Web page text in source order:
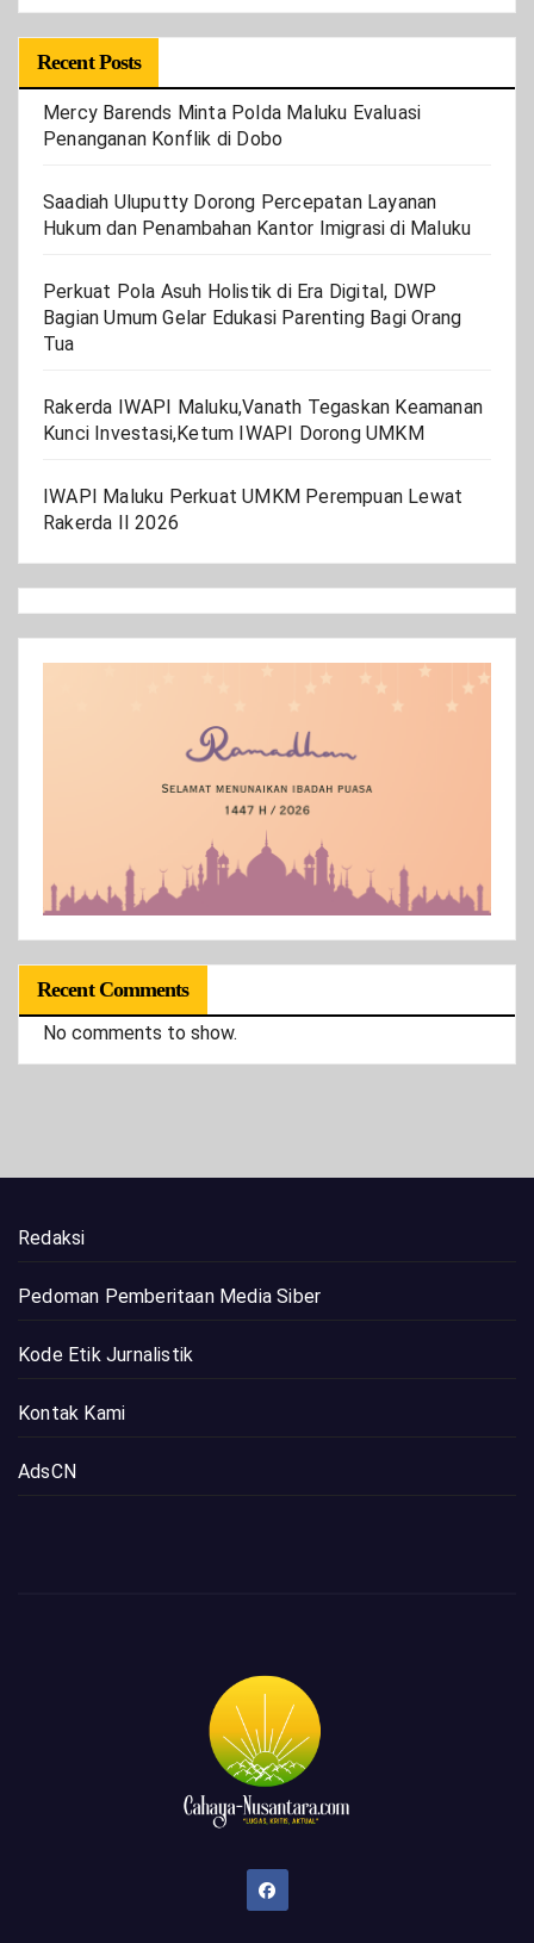
Recent Posts
Mercy Barends Minta Polda Maluku Evaluasi
Penanganan Konflik di Dobo
Saadiah Uluputty Dorong Percepatan Layanan
Hukum dan Penambahan Kantor Imigrasi di Maluku
Perkuat Pola Asuh Holistik di Era Digital, DWP
Bagian Umum Gelar Edukasi Parenting Bagi Orang
Tua
Rakerda IWAPI Maluku,Vanath Tegaskan Keamanan
Kunci Investasi,Ketum IWAPI Dorong UMKM
IWAPI Maluku Perkuat UMKM Perempuan Lewat
Rakerda II 2026
Recent Comments
No comments to show.
Redaksi
Pedoman Pemberitaan Media Siber
Kode Etik Jurnalistik
Kontak Kami
AdsCN